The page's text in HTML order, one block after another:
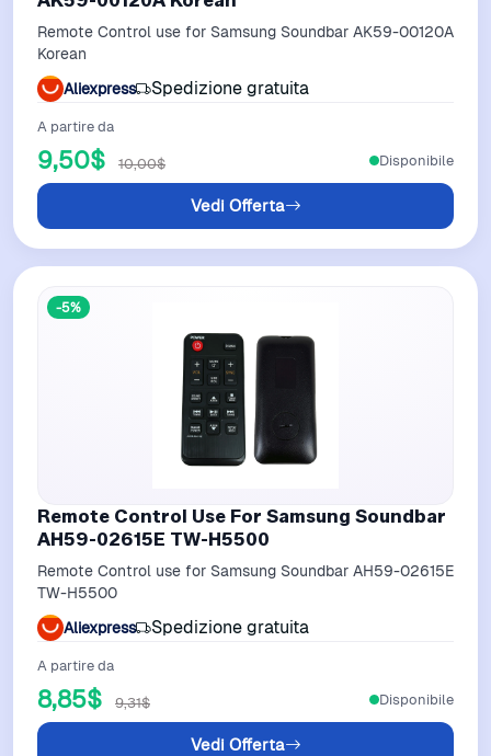
Remote Control use for Samsung Soundbar AK59-00120A
Korean
Aliexpress
Spedizione gratuita
A partire da
9,50$ 10,00$
Vedi Offerta
Disponibile
-5%
Remote Control Use For Samsung Soundbar
AH59-02615E TW-H5500
Remote Control use for Samsung Soundbar AH59-02615E
TW-H5500
Aliexpress
Spedizione gratuita
A partire da
8,85$ 9,31$
Vedi Offerta
Disponibile